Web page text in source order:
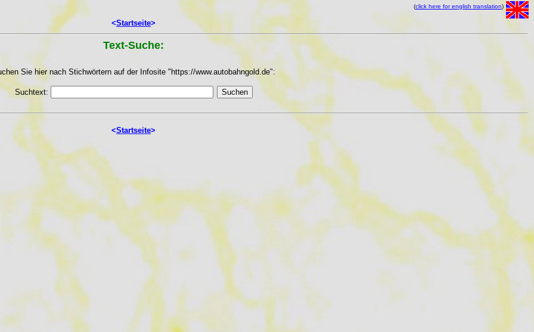
(click here for english translation)
<Startseite>
Text-Suche:
Sie hier nach Stichwörtern auf der Infosite "https://www.autobahngold.de":
Suchtext:
<Startseite>